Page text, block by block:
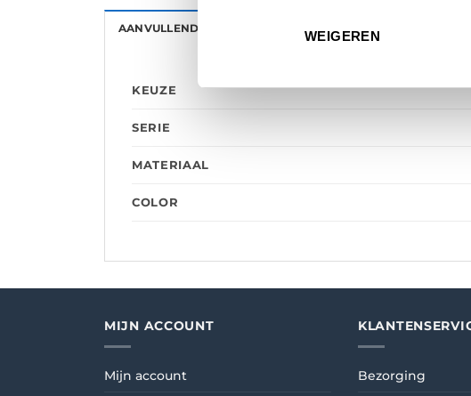
WEIGEREN
AANVULLENDE INFORMATIE
KEUZE
SERIE
MATERIAAL
COLOR
MIJN ACCOUNT
Mijn account Bezorging